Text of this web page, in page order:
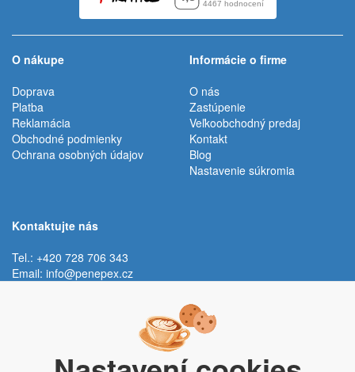
O nákupe
Doprava
Platba
Reklamácia
Obchodné podmienky
Ochrana osobných údajov
Informácie o firme
O nás
Zastúpenie
Veľkoobchodný predaj
Kontakt
Blog
Nastavenie súkromia
Kontaktujte nás
Tel.: +420 728 706 343
Email: info@penepex.cz
Trávník 2076, 686 03 Staré Město